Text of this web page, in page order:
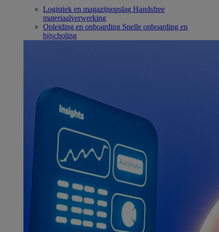
Logistiek en magazijnopslag Handsfree
materiaalverwerking
Opleiding en onboarding Snelle onboarding en
bijscholing